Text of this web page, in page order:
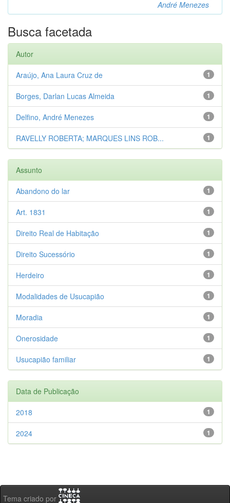
André Menezes
Busca facetada
Autor
1
Araújo, Ana Laura Cruz de
1
Borges, Darlan Lucas Almeida
1
Delfino, André Menezes
1
RAVELLY ROBERTA; MARQUES LINS ROB...
Assunto
1
Abandono do lar
1
Art. 1831
1
Direito Real de Habitação
1
Direito Sucessório
1
Herdeiro
1
Modalidades de Usucapião
1
Moradia
1
Onerosidade
1
Usucapião familiar
Data de Publicação
1
2018
1
2024
Tema criado por